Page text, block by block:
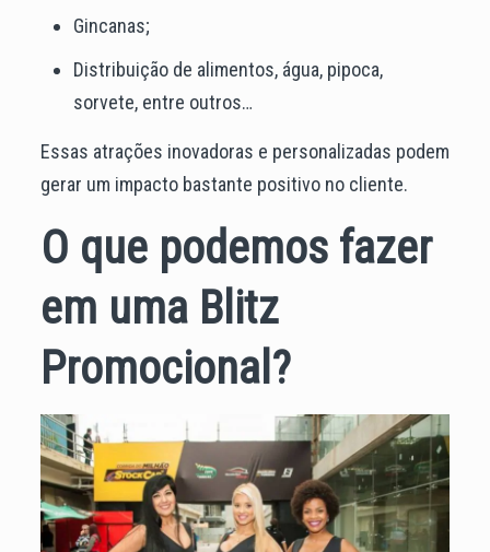
Gincanas;
Distribuição de alimentos, água, pipoca,
sorvete, entre outros…
Essas atrações inovadoras e personalizadas podem
gerar um impacto bastante positivo no cliente.
O que podemos fazer
em uma Blitz
Promocional?